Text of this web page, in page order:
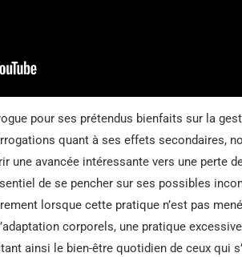
pour ses prétendus bienfaits sur la
quant à ses effets secondaires,
une avancée intéressante vers une perte
de se pencher sur ses possibles
lorsque cette pratique n’est pas
corporels, une pratique
ainsi le bien-être quotidien de ceux qui